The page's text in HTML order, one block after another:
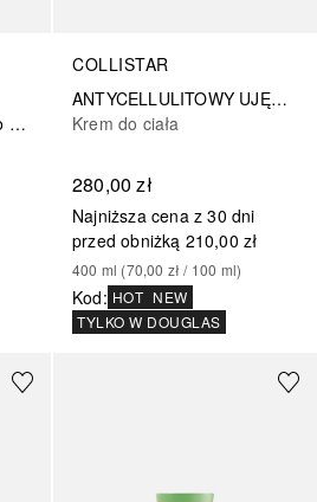
Krople Samoopalające do Twarzy
COLLISTAR
ANTYCELLULITOWY UJĘDRNIAJĄCY KREM TERMALNY
Krem do ciała
280,00 zł
Najniższa cena z 30 dni
przed obniżką 210,00 zł
400 ml (70,00 zł / 100 ml)
Kod: HOT NEW
TYLKO W DOUGLAS